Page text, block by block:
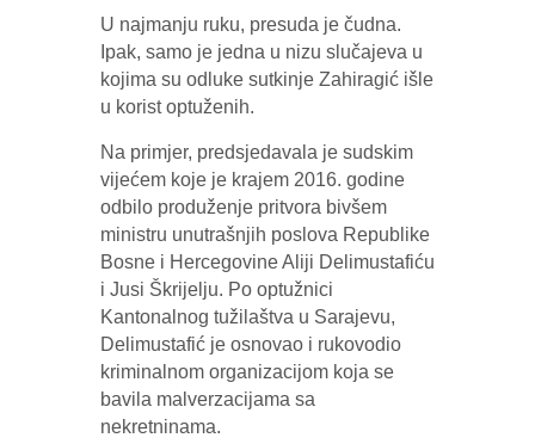
U najmanju ruku, presuda je čudna.
Ipak, samo je jedna u nizu slučajeva u
kojima su odluke sutkinje Zahiragić išle
u korist optuženih.
Na primjer, predsjedavala je sudskim
vijećem koje je krajem 2016. godine
odbilo produženje pritvora bivšem
ministru unutrašnjih poslova Republike
Bosne i Hercegovine Aliji Delimustafiću
i Jusi Škrijelju. Po optužnici
Kantonalnog tužilaštva u Sarajevu,
Delimustafić je osnovao i rukovodio
kriminalnom organizacijom koja se
bavila malverzacijama sa
nekretninama.